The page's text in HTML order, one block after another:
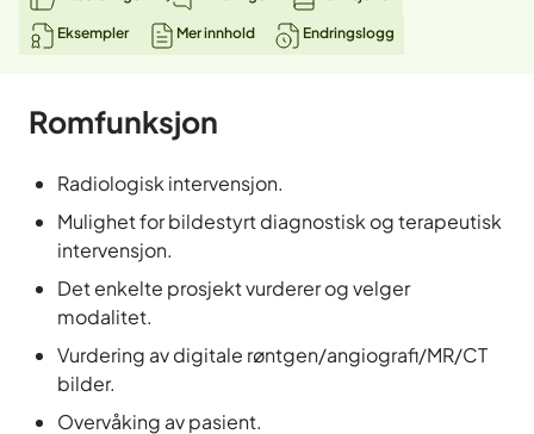
Eksempler Mer innhold Endringslogg
Romfunksjon
Radiologisk intervensjon.
Mulighet for bildestyrt diagnostisk og terapeutisk
intervensjon.
Det enkelte prosjekt vurderer og velger
modalitet.
Vurdering av digitale røntgen/angiografi/MR/CT
bilder.
Overvåking av pasient.